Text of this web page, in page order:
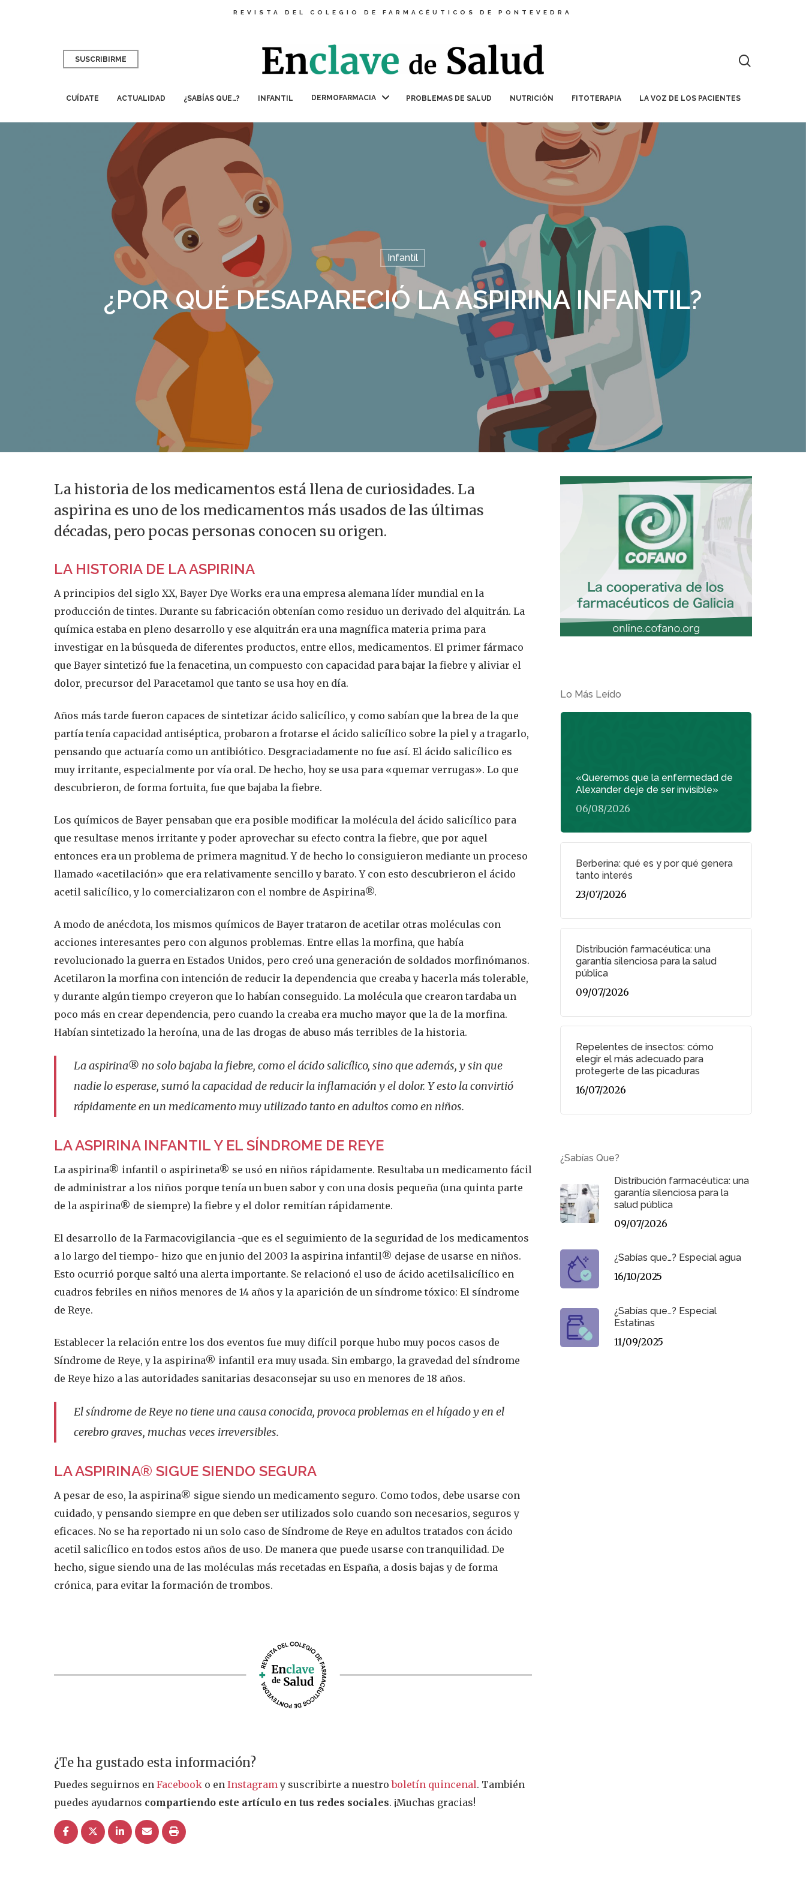
REVISTA DEL COLEGIO DE FARMACÉUTICOS DE PONTEVEDRA
Presiona enter para buscar o ESC para salir
SUSCRIBIRME
CUÍDATE ACTUALIDAD ¿SABÍAS QUE…? INFANTIL DERMOFARMACIA PROBLEMAS DE SALUD NUTRICIÓN FITOTERAPIA LA VOZ DE LOS PACIENTES
Infantil
¿POR QUÉ DESAPARECIÓ LA ASPIRINA INFANTIL?
La historia de los medicamentos está llena de curiosidades. La
aspirina es uno de los medicamentos más usados de las últimas
décadas, pero pocas personas conocen su origen.
LA HISTORIA DE LA ASPIRINA
A principios del siglo XX, Bayer Dye Works era una empresa alemana líder mundial en la
producción de tintes. Durante su fabricación obtenían como residuo un derivado del alquitrán. La
química estaba en pleno desarrollo y ese alquitrán era una magnífica materia prima para
investigar en la búsqueda de diferentes productos, entre ellos, medicamentos. El primer fármaco
que Bayer sintetizó fue la fenacetina, un compuesto con capacidad para bajar la fiebre y aliviar el
dolor, precursor del Paracetamol que tanto se usa hoy en día.
Años más tarde fueron capaces de sintetizar ácido salicílico, y como sabían que la brea de la que
partía tenía capacidad antiséptica, probaron a frotarse el ácido salicílico sobre la piel y a tragarlo,
pensando que actuaría como un antibiótico. Desgraciadamente no fue así. El ácido salicílico es
muy irritante, especialmente por vía oral. De hecho, hoy se usa para «quemar verrugas». Lo que
descubrieron, de forma fortuita, fue que bajaba la fiebre.
Los químicos de Bayer pensaban que era posible modificar la molécula del ácido salicílico para
que resultase menos irritante y poder aprovechar su efecto contra la fiebre, que por aquel
entonces era un problema de primera magnitud. Y de hecho lo consiguieron mediante un proceso
llamado «acetilación» que era relativamente sencillo y barato. Y con esto descubrieron el ácido
acetil salicílico, y lo comercializaron con el nombre de Aspirina®.
A modo de anécdota, los mismos químicos de Bayer trataron de acetilar otras moléculas con
acciones interesantes pero con algunos problemas. Entre ellas la morfina, que había
revolucionado la guerra en Estados Unidos, pero creó una generación de soldados morfinómanos.
Acetilaron la morfina con intención de reducir la dependencia que creaba y hacerla más tolerable,
y durante algún tiempo creyeron que lo habían conseguido. La molécula que crearon tardaba un
poco más en crear dependencia, pero cuando la creaba era mucho mayor que la de la morfina.
Habían sintetizado la heroína, una de las drogas de abuso más terribles de la historia.
La aspirina® no solo bajaba la fiebre, como el ácido salicílico, sino que además, y sin que
nadie lo esperase, sumó la capacidad de reducir la inflamación y el dolor. Y esto la convirtió
rápidamente en un medicamento muy utilizado tanto en adultos como en niños.
LA ASPIRINA INFANTIL Y EL SÍNDROME DE REYE
La aspirina® infantil o aspirineta® se usó en niños rápidamente. Resultaba un medicamento fácil
de administrar a los niños porque tenía un buen sabor y con una dosis pequeña (una quinta parte
de la aspirina® de siempre) la fiebre y el dolor remitían rápidamente.
El desarrollo de la Farmacovigilancia -que es el seguimiento de la seguridad de los medicamentos
a lo largo del tiempo- hizo que en junio del 2003 la aspirina infantil® dejase de usarse en niños.
Esto ocurrió porque saltó una alerta importante. Se relacionó el uso de ácido acetilsalicílico en
cuadros febriles en niños menores de 14 años y la aparición de un síndrome tóxico: El síndrome
de Reye.
Establecer la relación entre los dos eventos fue muy difícil porque hubo muy pocos casos de
Síndrome de Reye, y la aspirina® infantil era muy usada. Sin embargo, la gravedad del síndrome
de Reye hizo a las autoridades sanitarias desaconsejar su uso en menores de 18 años.
El síndrome de Reye no tiene una causa conocida, provoca problemas en el hígado y en el
cerebro graves, muchas veces irreversibles.
LA ASPIRINA® SIGUE SIENDO SEGURA
A pesar de eso, la aspirina® sigue siendo un medicamento seguro. Como todos, debe usarse con
cuidado, y pensando siempre en que deben ser utilizados solo cuando son necesarios, seguros y
eficaces. No se ha reportado ni un solo caso de Síndrome de Reye en adultos tratados con ácido
acetil salicílico en todos estos años de uso. De manera que puede usarse con tranquilidad. De
hecho, sigue siendo una de las moléculas más recetadas en España, a dosis bajas y de forma
crónica, para evitar la formación de trombos.
¿Te ha gustado esta información?
Puedes seguirnos enFacebook o enInstagram y suscribirte a nuestroboletín quincenal. También
puedes ayudarnos compartiendo este artículo en tus redes sociales. ¡Muchas gracias!
Lo Más Leído
«Queremos que la enfermedad de
Alexander deje de ser invisible»
06/08/2026
Berberina: qué es y por qué genera
tanto interés
23/07/2026
Distribución farmacéutica: una
garantía silenciosa para la salud
pública
09/07/2026
Repelentes de insectos: cómo
elegir el más adecuado para
protegerte de las picaduras
16/07/2026
¿Sabías Que?
Distribución farmacéutica: una
garantía silenciosa para la
salud pública
09/07/2026
¿Sabías que…? Especial agua
16/10/2025
¿Sabías que…? Especial
Estatinas
11/09/2025